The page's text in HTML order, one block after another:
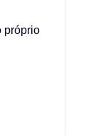
próprio